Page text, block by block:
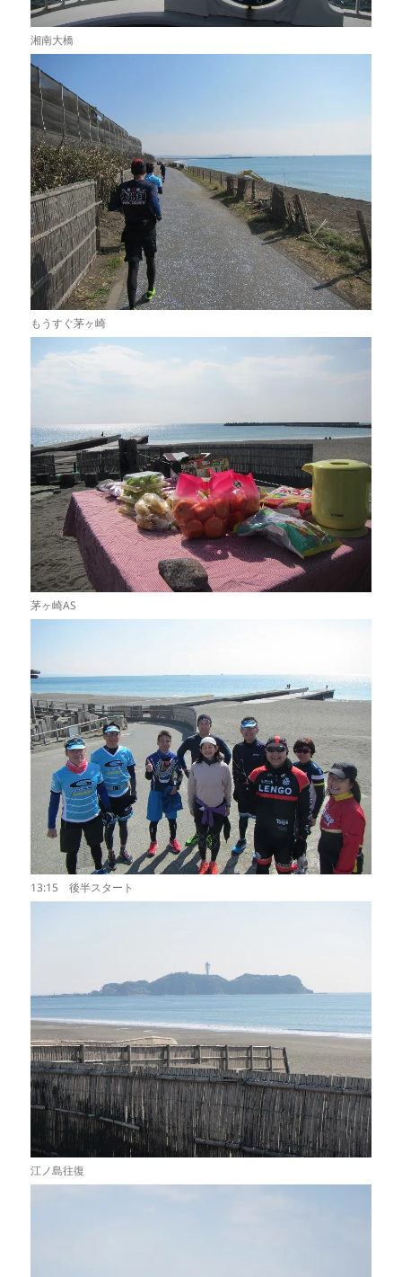
湘南大橋
もうすぐ茅ヶ崎
茅ヶ崎AS
13:15 後半スタート
江ノ島往復